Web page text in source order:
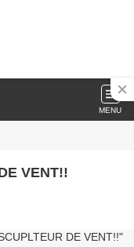
MENU
VENT!!